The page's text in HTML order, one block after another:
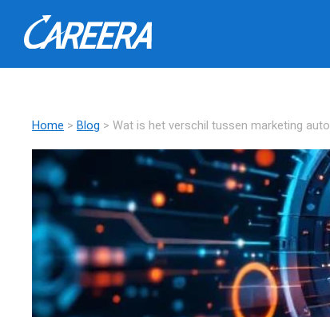
Home > Blog > Wat is het verschil tussen marketing